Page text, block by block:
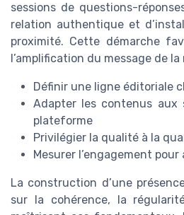
sessions de questions-
relation authentique et
proximité. Cette démarche
l’amplification du message de la
Définir une ligne éditoriale
Adapter les contenus aux
plateforme
Privilégier la qualité à la
Mesurer l’engagement
La construction d’une
sur la cohérence, la